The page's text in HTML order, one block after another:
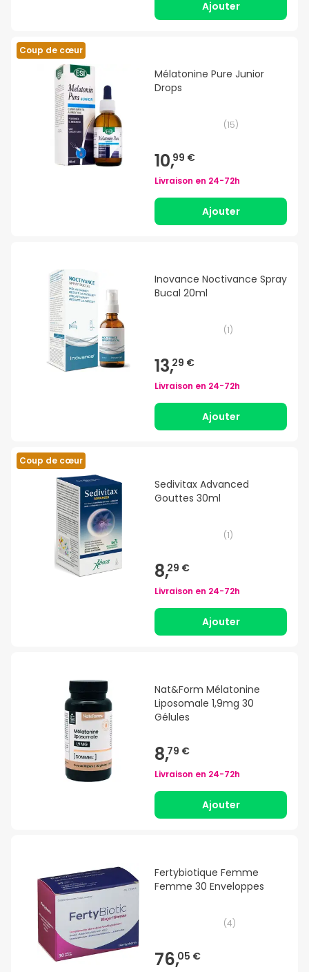
Ajouter
Coup de cœur
Mélatonine Pure Junior
Drops
(15)
10,99 €
Livraison en 24-72h
Ajouter
Inovance Noctivance Spray
Bucal 20ml
(1)
13,29 €
Livraison en 24-72h
Ajouter
Coup de cœur
Sedivitax Advanced
Gouttes 30ml
(1)
8,29 €
Livraison en 24-72h
Ajouter
Nat&Form Mélatonine
Liposomale 1,9mg 30
Gélules
8,79 €
Livraison en 24-72h
Ajouter
Fertybiotique Femme
Femme 30 Enveloppes
(4)
76,05 €